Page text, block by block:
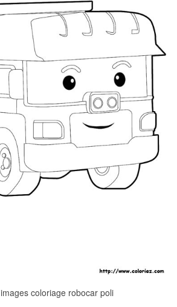
coloriage robocar poli